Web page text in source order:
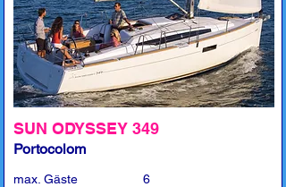
SUN ODYSSEY 349
Portocolom
max. Gäste
6